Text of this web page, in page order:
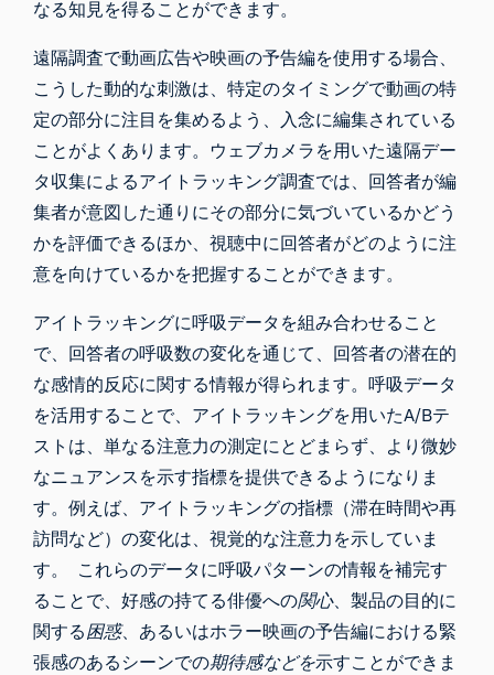
なる知見を得ることができます。
遠隔調査で動画広告や映画の予告編を使用する場合、
こうした動的な刺激は、特定のタイミングで動画の特
定の部分に注目を集めるよう、入念に編集されている
ことがよくあります。ウェブカメラを用いた遠隔デー
タ収集によるアイトラッキング調査では、回答者が編
集者が意図した通りにその部分に気づいているかどう
かを評価できるほか、視聴中に回答者がどのように注
意を向けているかを把握することができます。
アイトラッキングに呼吸データを組み合わせること
で、回答者の呼吸数の変化を通じて、回答者の潜在的
な感情的反応に関する情報が得られます。呼吸データ
を活用することで、アイトラッキングを用いたA/Bテ
ストは、単なる注意力の測定にとどまらず、より微妙
なニュアンスを示す指標を提供できるようになりま
す。例えば、アイトラッキングの指標（滞在時間や再
訪問など）の変化は、視覚的な注意力を示していま
す。 これらのデータに呼吸パターンの情報を補完す
ることで、好感の持てる俳優への関心、製品の目的に
関する困惑、あるいはホラー映画の予告編における緊
張感のあるシーンでの期待感などを示すことができま